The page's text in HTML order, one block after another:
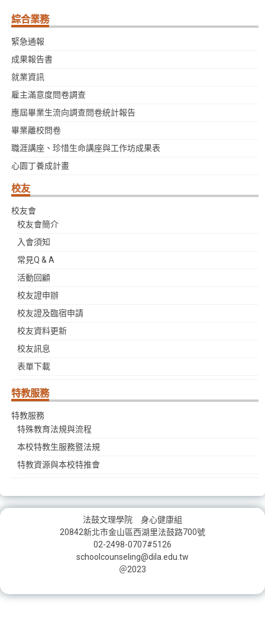
綜合業務
緊急通報
成果報告書
就業資訊
雇主滿意度問卷調查
應屆畢業生流向調查問卷統計報告
畢業離校問卷
職涯講座、珍惜生命講座與工作坊成果表
心園丁養成計畫
校友
校友會
校友會簡介
入會須知
常見Q & A
活動回顧
校友證申辦
校友證及臨宿申請
校友資料更新
校友訊息
表單下載
特教服務
特教服務
特殊教育法規與流程
本校特教生服務暨法規
特教資源與本校特推會
法鼓文理學院 身心健康組
20842新北市金山區西湖里法鼓路700號
02-2498-0707#5126
schoolcounseling@dila.edu.tw
＠2023